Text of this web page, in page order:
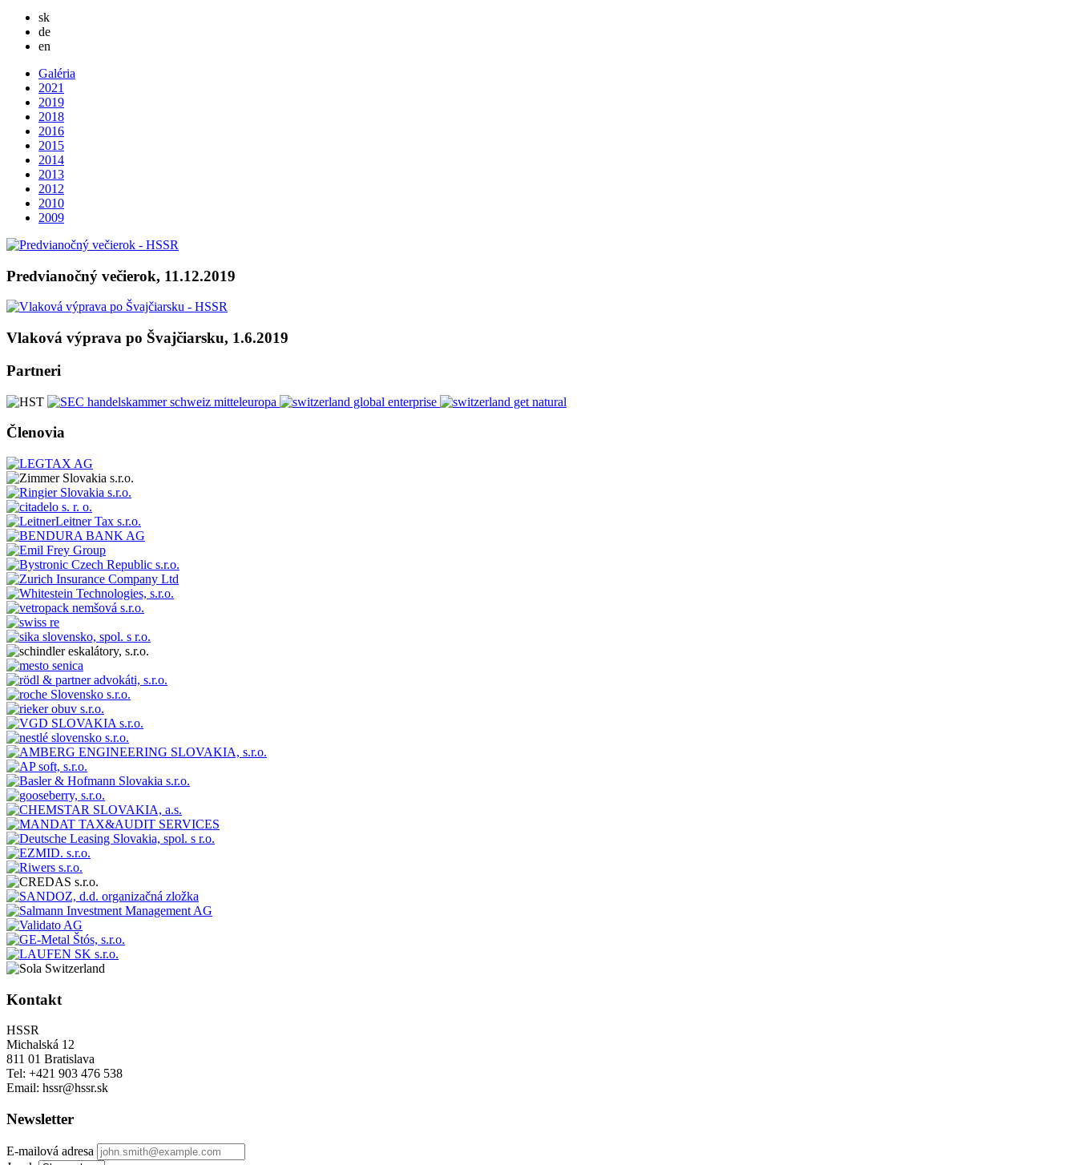
sk
de
en
Galéria
2021
2019
2018
2016
2015
2014
2013
2012
2010
2009
Predvianočný večierok, 11.12.2019
Vlaková výprava po Švajčiarsku, 1.6.2019
Partneri
Členovia
Kontakt
HSSR
Michalská 12
811 01 Bratislava
Tel: +421 903 476 538
Email: hssr@hssr.sk
Newsletter
E-mailová adresa